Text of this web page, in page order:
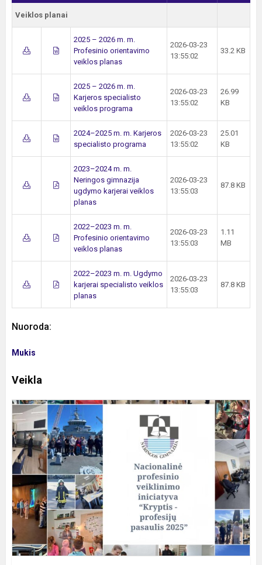
Veiklos planai
2025 – 2026 m. m.
Profesinio orientavimo
veiklos planas
2026-03-23
13:55:02
33.2 KB
2025 – 2026 m. m.
Karjeros specialisto
veiklos programa
2026-03-23
13:55:02
26.99
KB
2024–2025 m. m. Karjeros
specialisto programa
2026-03-23
13:55:02
25.01
KB
2023–2024 m. m.
Neringos gimnazija
ugdymo karjerai veiklos
planas
2026-03-23
13:55:03
87.8 KB
2022–2023 m. m.
Profesinio orientavimo
veiklos planas
2026-03-23
13:55:03
1.11
MB
2022–2023 m. m. Ugdymo
karjerai specialisto veiklos
planas
2026-03-23
13:55:03
87.8 KB
Nuoroda:
Mukis
Veikla